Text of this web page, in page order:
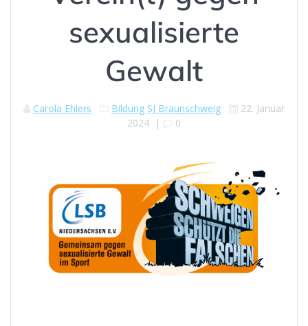
sexualisierte
Gewalt
Carola Ehlers Bildung SJ Braunschweig
22. Januar
2024 | 0